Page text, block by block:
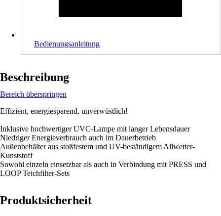
Bedienungsanleitung
Beschreibung
Bereich überspringen
Effizient, energiesparend, unverwüstlich!
Inklusive hochwertiger UVC-Lampe mit langer Lebensdauer
Niedriger Energieverbrauch auch im Dauerbetrieb
Außenbehälter aus stoßfestem und UV-beständigem Allwetter-
Kunststoff
Sowohl einzeln einsetzbar als auch in Verbindung mit PRESS und
LOOP Teichfilter-Sets
Produktsicherheit